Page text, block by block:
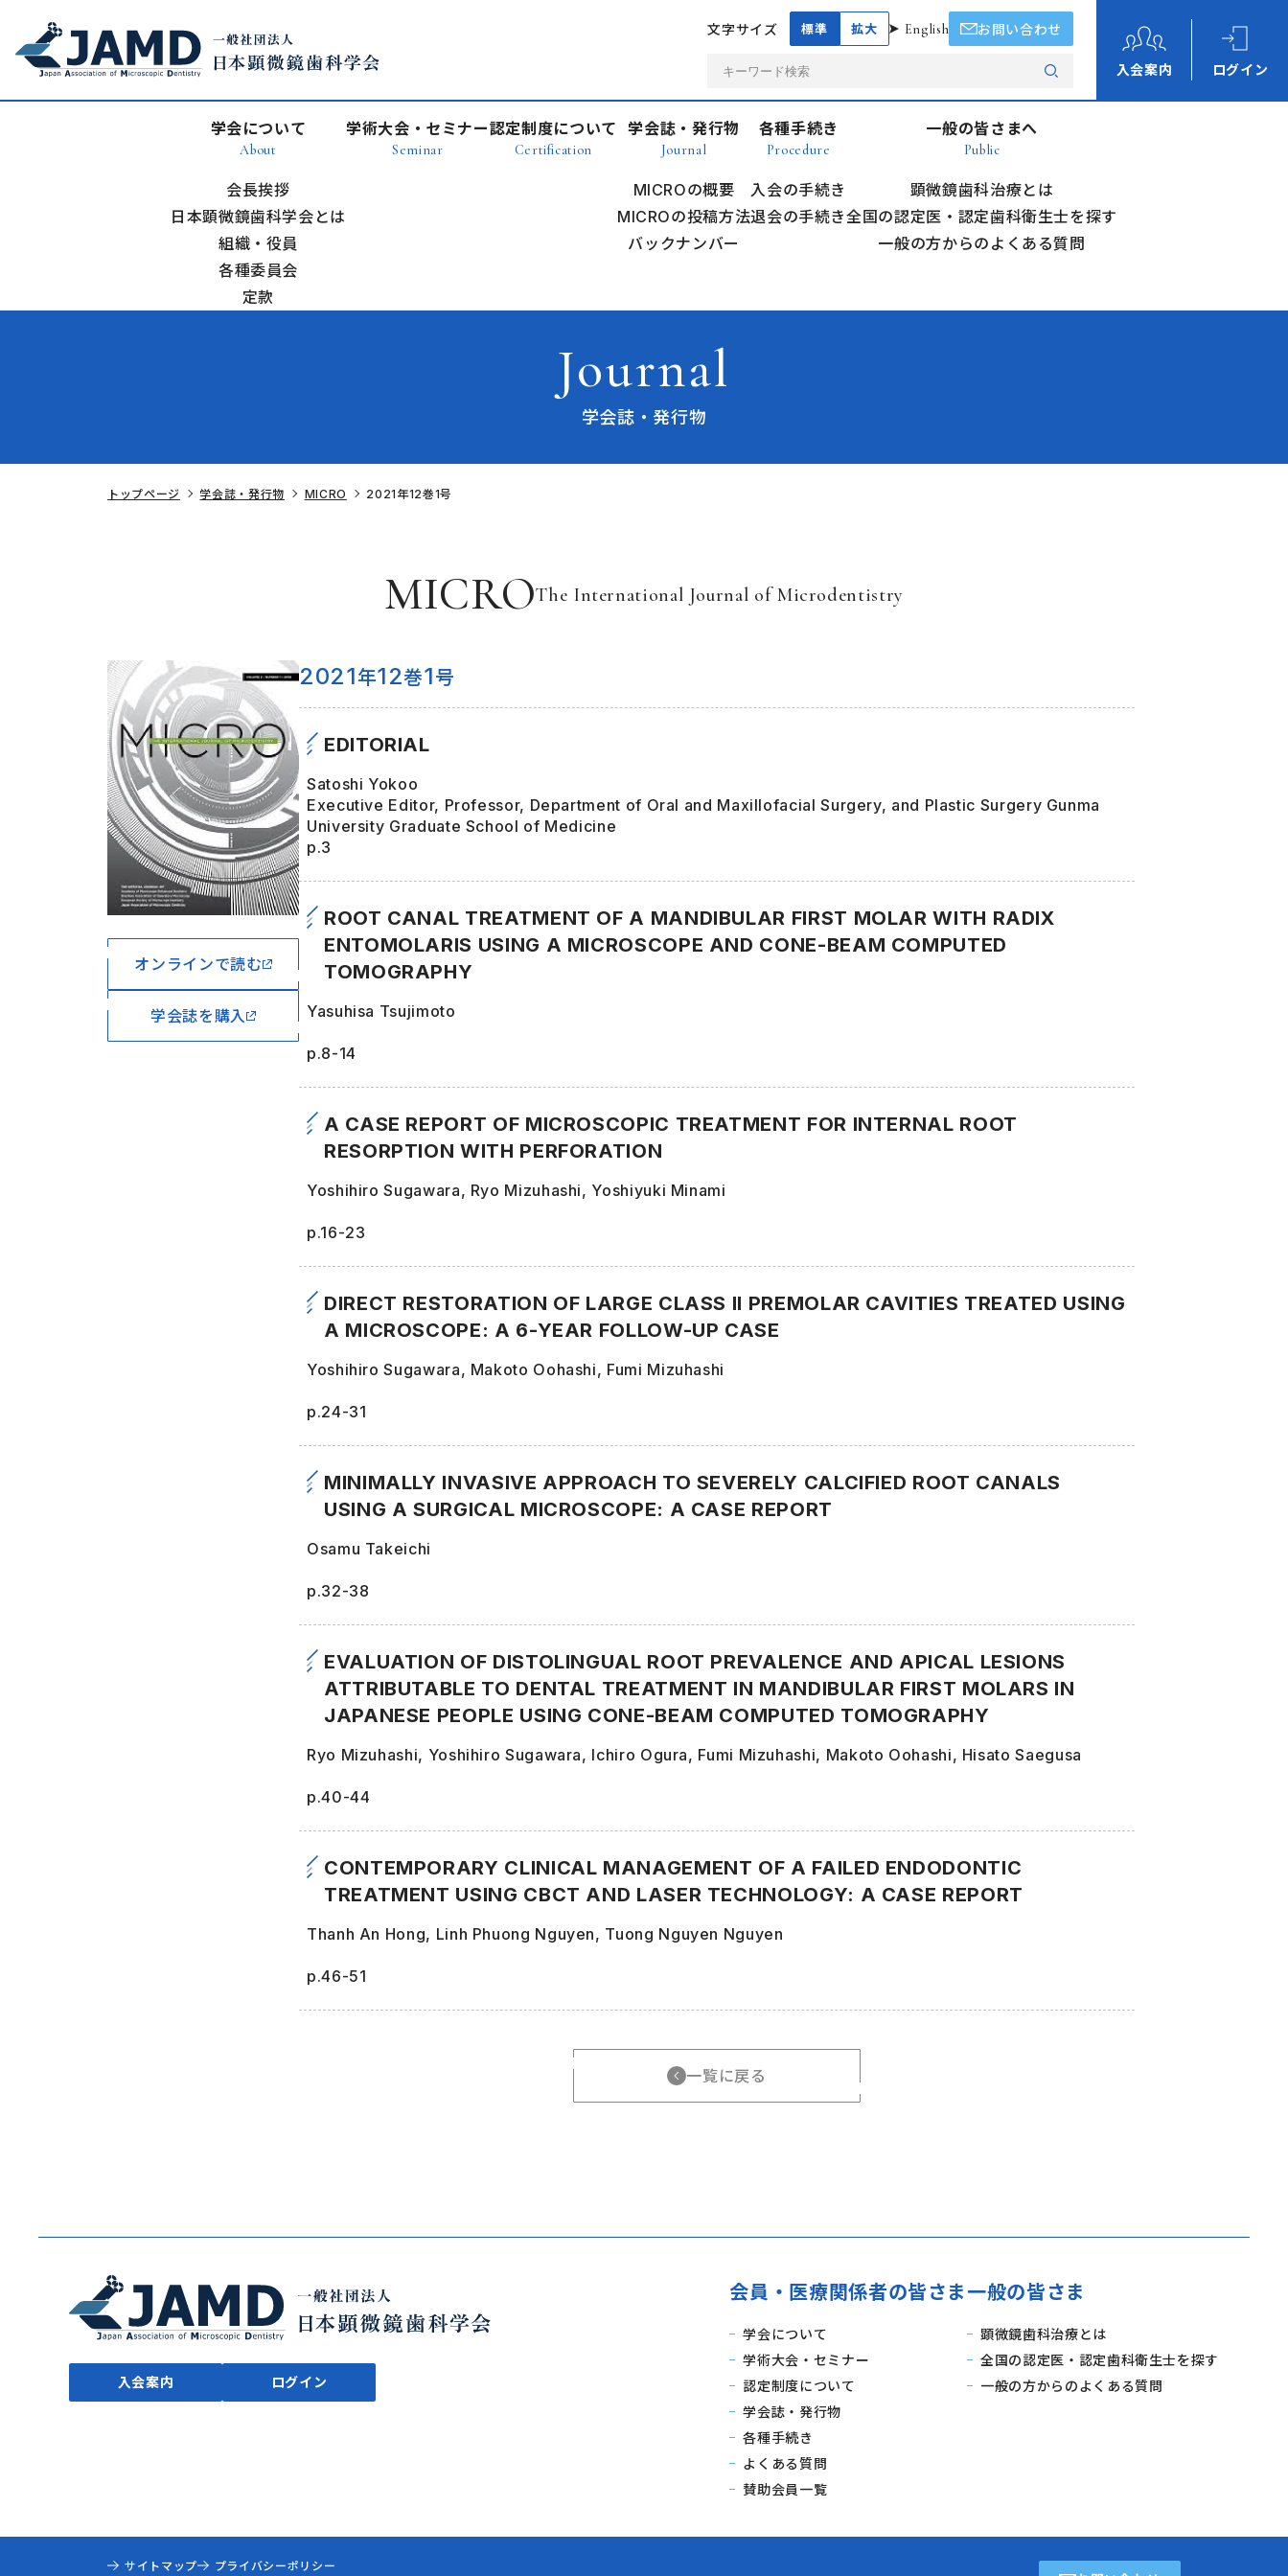
文字サイズ 標準 拡大 English お問い合わせ
入会案内 ログイン
学会について
About
会長挨拶
日本顕微鏡歯科学会とは
組織・役員
各種委員会
定款
学術大会・セミナー
Seminar
認定制度について
Certification
学会誌・発行物
Journal
MICROの概要
MICROの投稿方法
バックナンバー
各種手続き
Procedure
入会の手続き
退会の手続き
一般の皆さまへ
Public
顕微鏡歯科治療とは
全国の認定医・認定歯科衛生士を探す
一般の方からのよくある質問
Journal
学会誌・発行物
トップページ 学会誌・発行物 MICRO 2021年12巻1号
MICROThe International Journal of Microdentistry
オンラインで読む
学会誌を購入
2021年12巻1号
EDITORIAL
Satoshi Yokoo
Executive Editor, Professor, Department of Oral and Maxillofacial Surgery, and Plastic Surgery Gunma
University Graduate School of Medicine
p.3
ROOT CANAL TREATMENT OF A MANDIBULAR FIRST MOLAR WITH RADIX
ENTOMOLARIS USING A MICROSCOPE AND CONE-BEAM COMPUTED
TOMOGRAPHY
Yasuhisa Tsujimoto
p.8-14
A CASE REPORT OF MICROSCOPIC TREATMENT FOR INTERNAL ROOT
RESORPTION WITH PERFORATION
Yoshihiro Sugawara, Ryo Mizuhashi, Yoshiyuki Minami
p.16-23
DIRECT RESTORATION OF LARGE CLASS II PREMOLAR CAVITIES TREATED USING
A MICROSCOPE: A 6-YEAR FOLLOW-UP CASE
Yoshihiro Sugawara, Makoto Oohashi, Fumi Mizuhashi
p.24-31
MINIMALLY INVASIVE APPROACH TO SEVERELY CALCIFIED ROOT CANALS
USING A SURGICAL MICROSCOPE: A CASE REPORT
Osamu Takeichi
p.32-38
EVALUATION OF DISTOLINGUAL ROOT PREVALENCE AND APICAL LESIONS
ATTRIBUTABLE TO DENTAL TREATMENT IN MANDIBULAR FIRST MOLARS IN
JAPANESE PEOPLE USING CONE-BEAM COMPUTED TOMOGRAPHY
Ryo Mizuhashi, Yoshihiro Sugawara, Ichiro Ogura, Fumi Mizuhashi, Makoto Oohashi, Hisato Saegusa
p.40-44
CONTEMPORARY CLINICAL MANAGEMENT OF A FAILED ENDODONTIC
TREATMENT USING CBCT AND LASER TECHNOLOGY: A CASE REPORT
Thanh An Hong, Linh Phuong Nguyen, Tuong Nguyen Nguyen
p.46-51
一覧に戻る
入会案内 ログイン
会員・医療関係者の皆さま
学会について
学術大会・セミナー
認定制度について
学会誌・発行物
各種手続き
よくある質問
賛助会員一覧
一般の皆さま
顕微鏡歯科治療とは
全国の認定医・認定歯科衛生士を探す
一般の方からのよくある質問
サイトマップ プライバシーポリシー